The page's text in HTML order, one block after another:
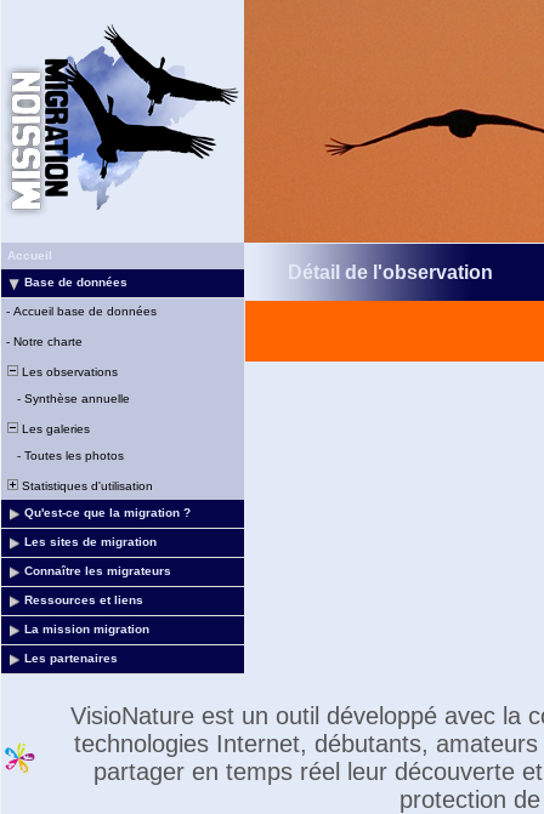
Accueil
Base de données
- Accueil base de données
- Notre charte
Les observations
- Synthèse annuelle
Les galeries
- Toutes les photos
Statistiques d'utilisation
Qu'est-ce que la migration ?
Les sites de migration
Connaître les migrateurs
Ressources et liens
La mission migration
Les partenaires
Détail de l'observation
VisioNature est un outil développé avec la
technologies Internet, débutants,
partager en temps réel leur découverte
protection